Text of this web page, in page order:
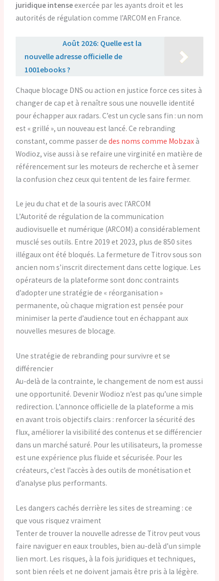
juridique intenseexercée par les ayants droit et les
autorités de régulation comme l’ARCOM en France.
Août 2026: Quelle est la
nouvelle adresse officielle de
1001ebooks ?
Chaque blocage DNS ou action en justice force ces sites à
changer de cap et à renaître sous une nouvelle identité
pour échapper aux radars. C’est un cycle sans fin : un nom
est « grillé », un nouveau est lancé. Ce rebranding
constant, comme passer dedes noms comme Mobzaxà
Wodioz, vise aussi à se refaire une virginité en matière de
référencement sur les moteurs de recherche et à semer
la confusion chez ceux qui tentent de les faire fermer.
Le jeu du chat et de la souris avec l’ARCOM
L’Autorité de régulation de la communication
audiovisuelle et numérique (ARCOM) a considérablement
musclé ses outils. Entre 2019 et 2023, plus de 850 sites
illégaux ont été bloqués. La fermeture de Titrov sous son
ancien nom s’inscrit directement dans cette logique. Les
opérateurs de la plateforme sont donc contraints
d’adopter une stratégie de « réorganisation »
permanente, où chaque migration est pensée pour
minimiser la perte d’audience tout en échappant aux
nouvelles mesures de blocage.
Une stratégie de rebranding pour survivre et se
différencier
Au-delà de la contrainte, le changement de nom est aussi
une opportunité. Devenir Wodioz n’est pas qu’une simple
redirection. L’annonce officielle de la plateforme a mis
en avant trois objectifs clairs : renforcer la sécurité des
flux, améliorer la visibilité des contenus et se différencier
dans un marché saturé. Pour les utilisateurs, la promesse
est une expérience plus fluide et sécurisée. Pour les
créateurs, c’est l’accès à des outils de monétisation et
d’analyse plus performants.
Les dangers cachés derrière les sites de streaming : ce
que vous risquez vraiment
Tenter de trouver la nouvelle adresse de Titrov peut vous
faire naviguer en eaux troubles, bien au-delà d’un simple
lien mort. Les risques, à la fois juridiques et techniques,
sont bien réels et ne doivent jamais être pris à la légère.